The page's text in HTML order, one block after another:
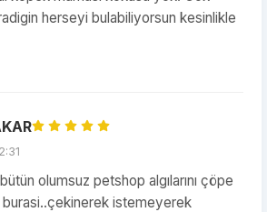
herseyi bulabiliyorsun kesinlikle
olumsuz petshop algılarını çöpe
istemeyerek